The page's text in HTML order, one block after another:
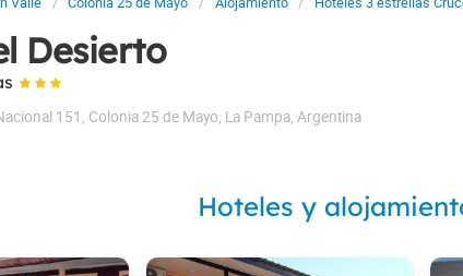
Desierto
151 Colonia 25 de Mayo La Pampa Argentina
Hoteles y